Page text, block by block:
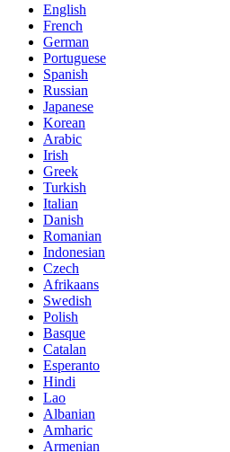
English
French
German
Portuguese
Spanish
Russian
Japanese
Korean
Arabic
Irish
Greek
Turkish
Italian
Danish
Romanian
Indonesian
Czech
Afrikaans
Swedish
Polish
Basque
Catalan
Esperanto
Hindi
Lao
Albanian
Amharic
Armenian